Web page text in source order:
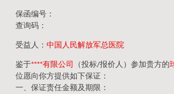
保函编号：
查询码：
受益人： 中国人民解放军总医院
鉴于****有限公司 （投标/报价人）参加贵方的
位愿向你方提供如下保证：
一、保证责任金额及期限：